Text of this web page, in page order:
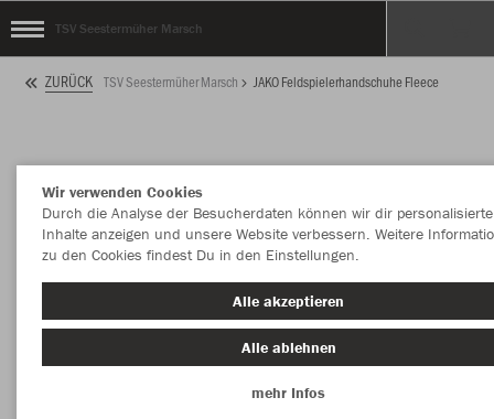
TSV Seestermüher Marsch
ZURÜCK TSV Seestermüher Marsch JAKO Feldspielerhandschuhe Fleece
Wir verwenden Cookies
Durch die Analyse der Besucherdaten können wir dir personalisierte
Inhalte anzeigen und unsere Website verbessern. Weitere
zu den Cookies findest Du in den Einstellungen.
Alle akzeptieren
Alle ablehnen
mehr Infos